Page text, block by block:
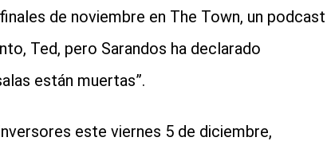
de noviembre en The Town, un podcast
Ted, pero Sarandos ha declarado
están muertas”.
este viernes 5 de diciembre,